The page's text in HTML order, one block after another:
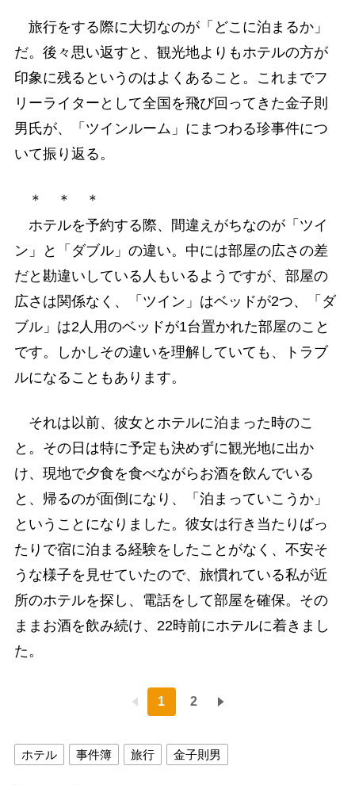
旅行をする際に大切なのが「どこに泊まるか」
だ。後々思い返すと、観光地よりもホテルの方が
印象に残るというのはよくあること。これまでフ
リーライターとして全国を飛び回ってきた金子則
男氏が、「ツインルーム」にまつわる珍事件につ
いて振り返る。
＊ ＊ ＊
ホテルを予約する際、間違えがちなのが「ツイ
ン」と「ダブル」の違い。中には部屋の広さの差
だと勘違いしている人もいるようですが、部屋の
広さは関係なく、「ツイン」はベッドが2つ、「ダ
ブル」は2人用のベッドが1台置かれた部屋のこと
です。しかしその違いを理解していても、トラブ
ルになることもあります。
それは以前、彼女とホテルに泊まった時のこ
と。その日は特に予定も決めずに観光地に出か
け、現地で夕食を食べながらお酒を飲んでいる
と、帰るのが面倒になり、「泊まっていこうか」
ということになりました。彼女は行き当たりばっ
たりで宿に泊まる経験をしたことがなく、不安そ
うな様子を見せていたので、旅慣れている私が近
所のホテルを探し、電話をして部屋を確保。その
ままお酒を飲み続け、22時前にホテルに着きまし
た。
1 2
ホテル 事件簿 旅行 金子則男